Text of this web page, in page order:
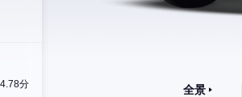
4.78分
全景